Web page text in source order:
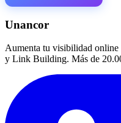
Unancor
Aumenta tu visibilidad online
y Link Building. Más de